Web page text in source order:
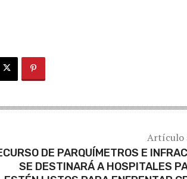
Artículo
DE PARQUÍMETROS E
SE DESTINARÁ A HOSPITALES